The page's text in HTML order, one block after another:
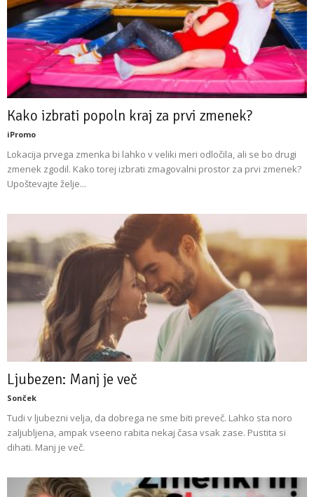
Kako izbrati popoln kraj za prvi zmenek?
iPromo
Lokacija prvega zmenka bi lahko v veliki meri odločila, ali se bo drugi
zmenek zgodil. Kako torej izbrati zmagovalni prostor za prvi zmenek?
Upoštevajte želje...
Ljubezen: Manj je več
Sonček
Tudi v ljubezni velja, da dobrega ne sme biti preveč. Lahko sta noro
zaljubljena, ampak vseeno rabita nekaj časa vsak zase. Pustita si
dihati. Manj je več.